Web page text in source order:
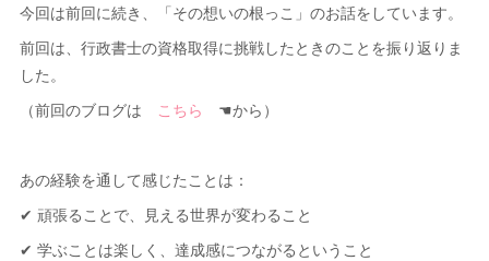
今回は前回に続き、「その想いの根っこ」のお話をしています。
前回は、行政書士の資格取得に挑戦したときのことを振り返りま
した。
（前回のブログは こちら ☚から）
あの経験を通して感じたことは：
✔ 頑張ることで、見える世界が変わること
✔ 学ぶことは楽しく、達成感につながるということ